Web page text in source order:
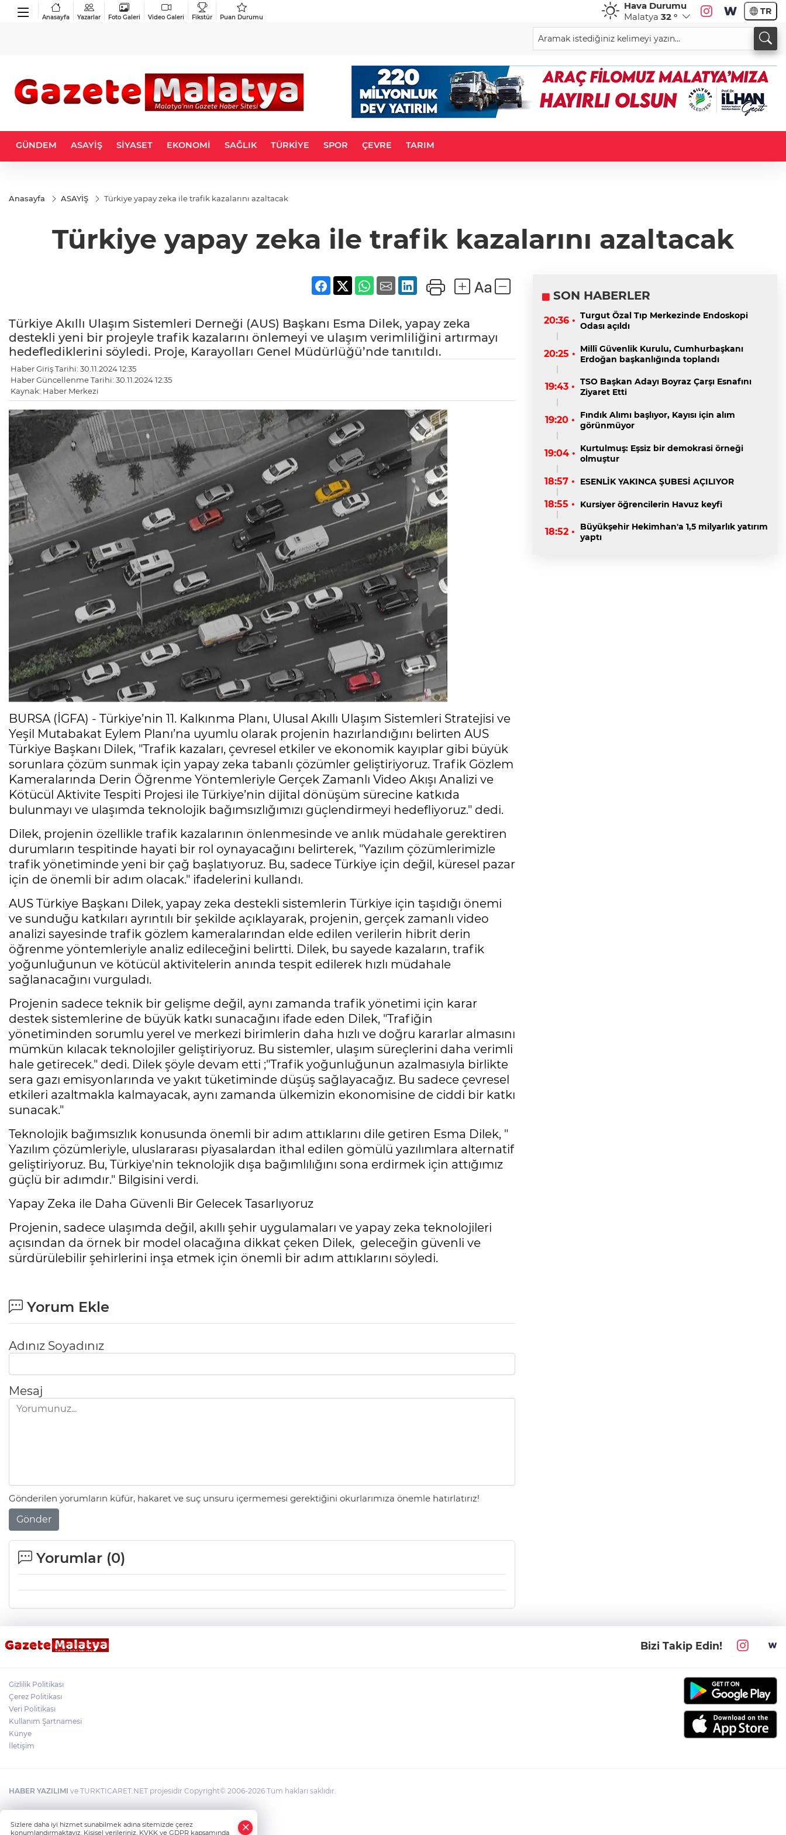
Anasayfa Yazarlar Foto Galeri Video Galeri Fikstür Puan Durumu
Hava Durumu
Malatya 32 ° TR
GÜNDEM ASAYİŞ SİYASET EKONOMİ SAĞLIK TÜRKİYE SPOR ÇEVRE TARIM
Anasayfa ASAYİŞ Türkiye yapay zeka ile trafik kazalarını azaltacak
Türkiye yapay zeka ile trafik kazalarını azaltacak
Türkiye Akıllı Ulaşım Sistemleri Derneği (AUS) Başkanı Esma Dilek, yapay zeka
destekli yeni bir projeyle trafik kazalarını önlemeyi ve ulaşım verimliliğini artırmayı
hedeflediklerini söyledi. Proje, Karayolları Genel Müdürlüğü’nde tanıtıldı.
Haber Giriş Tarihi: 30.11.2024 12:35
Haber Güncellenme Tarihi: 30.11.2024 12:35
Kaynak: Haber Merkezi
BURSA (İGFA) - Türkiye’nin 11. Kalkınma Planı, Ulusal Akıllı Ulaşım Sistemleri Stratejisi ve
Yeşil Mutabakat Eylem Planı’na uyumlu olarak projenin hazırlandığını belirten AUS
Türkiye Başkanı Dilek, "Trafik kazaları, çevresel etkiler ve ekonomik kayıplar gibi büyük
sorunlara çözüm sunmak için yapay zeka tabanlı çözümler geliştiriyoruz. Trafik Gözlem
Kameralarında Derin Öğrenme Yöntemleriyle Gerçek Zamanlı Video Akışı Analizi ve
Kötücül Aktivite Tespiti Projesi ile Türkiye’nin dijital dönüşüm sürecine katkıda
bulunmayı ve ulaşımda teknolojik bağımsızlığımızı güçlendirmeyi hedefliyoruz." dedi.
Dilek, projenin özellikle trafik kazalarının önlenmesinde ve anlık müdahale gerektiren
durumların tespitinde hayati bir rol oynayacağını belirterek, "Yazılım çözümlerimizle
trafik yönetiminde yeni bir çağ başlatıyoruz. Bu, sadece Türkiye için değil, küresel pazar
için de önemli bir adım olacak." ifadelerini kullandı.
AUS Türkiye Başkanı Dilek, yapay zeka destekli sistemlerin Türkiye için taşıdığı önemi
ve sunduğu katkıları ayrıntılı bir şekilde açıklayarak, projenin, gerçek zamanlı video
analizi sayesinde trafik gözlem kameralarından elde edilen verilerin hibrit derin
öğrenme yöntemleriyle analiz edileceğini belirtti. Dilek, bu sayede kazaların, trafik
yoğunluğunun ve kötücül aktivitelerin anında tespit edilerek hızlı müdahale
sağlanacağını vurguladı.
Projenin sadece teknik bir gelişme değil, aynı zamanda trafik yönetimi için karar
destek sistemlerine de büyük katkı sunacağını ifade eden Dilek, "Trafiğin
yönetiminden sorumlu yerel ve merkezi birimlerin daha hızlı ve doğru kararlar almasını
mümkün kılacak teknolojiler geliştiriyoruz. Bu sistemler, ulaşım süreçlerini daha verimli
hale getirecek." dedi. Dilek şöyle devam etti ;"Trafik yoğunluğunun azalmasıyla birlikte
sera gazı emisyonlarında ve yakıt tüketiminde düşüş sağlayacağız. Bu sadece çevresel
etkileri azaltmakla kalmayacak, aynı zamanda ülkemizin ekonomisine de ciddi bir katkı
sunacak."
Teknolojik bağımsızlık konusunda önemli bir adım attıklarını dile getiren Esma Dilek, "
Yazılım çözümleriyle, uluslararası piyasalardan ithal edilen gömülü yazılımlara alternatif
geliştiriyoruz. Bu, Türkiye'nin teknolojik dışa bağımlılığını sona erdirmek için attığımız
güçlü bir adımdır." Bilgisini verdi.
Yapay Zeka ile Daha Güvenli Bir Gelecek Tasarlıyoruz
Projenin, sadece ulaşımda değil, akıllı şehir uygulamaları ve yapay zeka teknolojileri
açısından da örnek bir model olacağına dikkat çeken Dilek, geleceğin güvenli ve
sürdürülebilir şehirlerini inşa etmek için önemli bir adım attıklarını söyledi.
Yorum Ekle
Adınız Soyadınız
Mesaj
Gönderilen yorumların küfür, hakaret ve suç unsuru içermemesi gerektiğini okurlarımıza önemle hatırlatırız!
Gönder
Yorumlar (0)
SON HABERLER
20:36 • Turgut Özal Tıp Merkezinde Endoskopi
Odası açıldı
20:25 • Millî Güvenlik Kurulu, Cumhurbaşkanı
Erdoğan başkanlığında toplandı
19:43 • TSO Başkan Adayı Boyraz Çarşı Esnafını
Ziyaret Etti
19:20 •
Fındık Alımı başlıyor, Kayısı için alım
görünmüyor
19:04 • Kurtulmuş: Eşsiz bir demokrasi örneği
olmuştur
18:57 • ESENLİK YAKINCA ŞUBESİ AÇILIYOR
18:55 • Kursiyer öğrencilerin Havuz keyfi
18:52 •
Büyükşehir Hekimhan'a 1,5 milyarlık yatırım
yaptı
Bizi Takip Edin!
Gizlilik Politikası
Çerez Politikası
Veri Politikası
Kullanım Şartnamesi
Künye
İletişim
HABER YAZILIMI ve TURKTICARET.NET projesidir Copyright© 2006-2026 Tüm hakları saklıdır.
Sizlere daha iyi hizmet sunabilmek adına sitemizde çerez
konumlandırmaktayız. Kişisel verileriniz, KVKK ve GDPR kapsamında
Whatsapp